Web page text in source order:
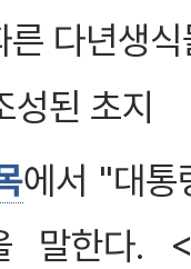
다년생
성된 초지
에서 "대통
말한다.